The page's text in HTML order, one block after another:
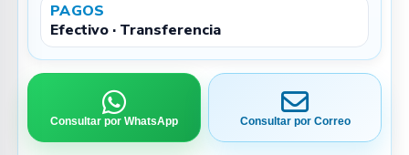
PAGOS
Efectivo · Transferencia
Consultar por WhatsApp Consultar por Correo